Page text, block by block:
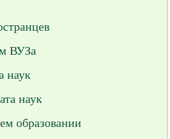
ВУЗа
наук
наук
образовании